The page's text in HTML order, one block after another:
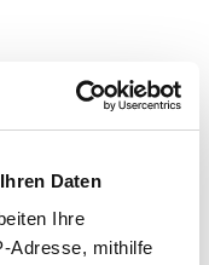
Daten
Ihre
Adresse, mithilfe